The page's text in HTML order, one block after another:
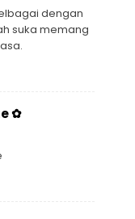
dengan
suka memang
✿